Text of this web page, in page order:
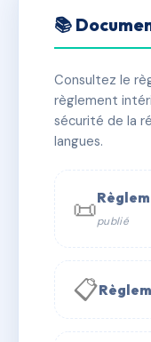
SDC 12/
CRETEIL
📍 12 vla juliette
✓ Immatriculée
📞 Contacter
✉ Email
📚
Consultez le
règlement
sécurité de la
langues.
📜publié
📋